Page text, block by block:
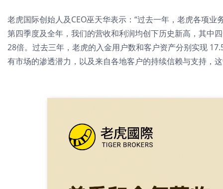
老虎国际创始人及CEO巫天华表示：“过去一年，老虎各项
第四季度及全年，我们的营收和利润均创下历史新高，其中
28倍。过去三年，老虎的入金用户数和客户资产分别实现
有市场的渗透潜力，以及来自各地客户的持续信赖与支持，